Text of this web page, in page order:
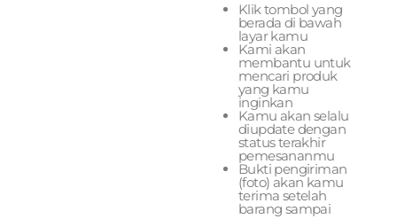
Klik tombol yang
berada di bawah
layar kamu
Kami akan
membantu untuk
mencari produk
yang kamu
inginkan
Kamu akan selalu
diupdate dengan
status terakhir
pemesananmu
Bukti pengiriman
(foto) akan kamu
terima setelah
barang sampai